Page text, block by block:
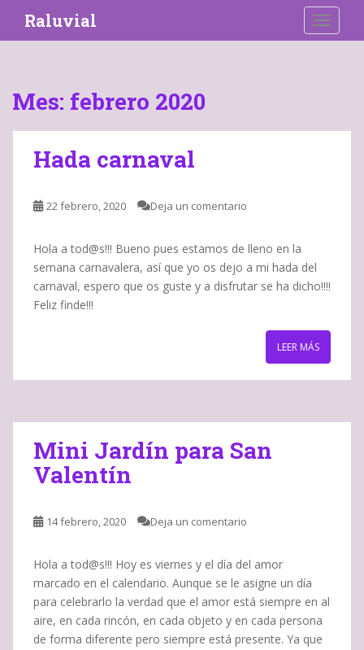
i
Raluvial
Mes: febrero 2020
Hada carnaval
22 febrero, 2020 Deja un comentario
Hola a tod@s!!! Bueno pues estamos de lleno en la
semana carnavalera, así que yo os dejo a mi hada del
carnaval, espero que os guste y a disfrutar se ha dicho!!!!
Feliz finde!!!
LEER MÁS
Mini Jardín para San
Valentín
14 febrero, 2020 Deja un comentario
Hola a tod@s!!! Hoy es viernes y el día del amor
marcado en el calendario. Aunque se le asigne un día
para celebrarlo la verdad que el amor está siempre en al
aire, en cada rincón, en cada objeto y en cada persona
de forma diferente pero siempre está presente. Ya que